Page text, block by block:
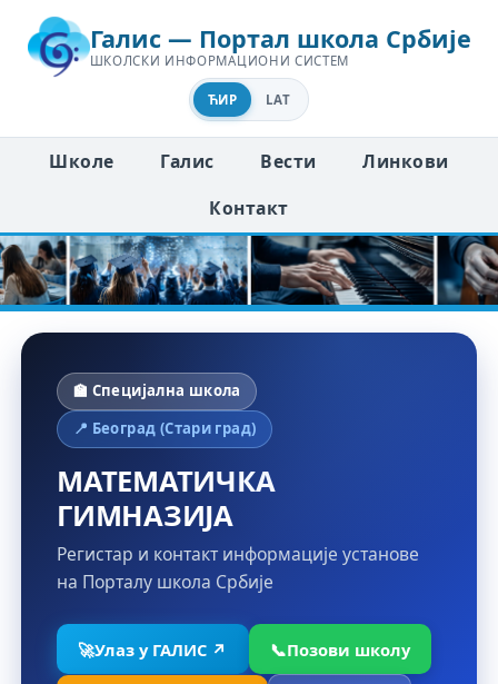
Галис — Портал школа Србије
ШКОЛСКИ ИНФОРМАЦИОНИ СИСТЕМ
ЋИР LAT
Школе Галис Вести
Линкови
Контакт
🏫 Специјална школа
📍 Београд (Стари град)
МАТЕМАТИЧКА
ГИМНАЗИЈА
Регистар и контакт информације установе
на Порталу школа Србије
🚀Улаз у ГАЛИС ↗ 📞Позови школу